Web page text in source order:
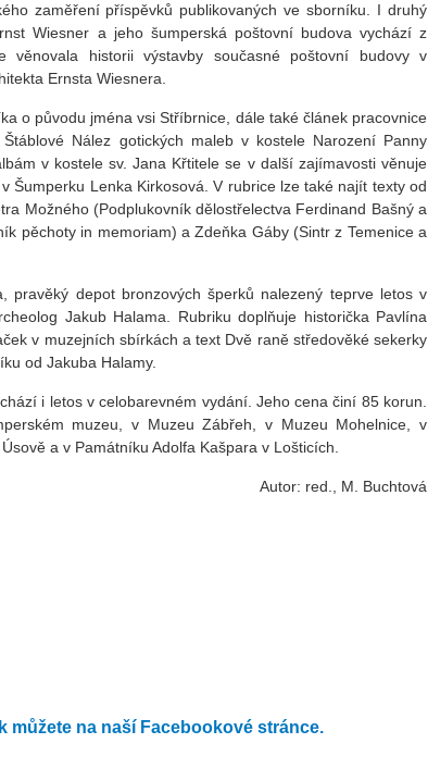
zaměření příspěvků publikovaných ve sborníku. I druhý
Wiesner a jeho šumperská poštovní budova vychází z
historii výstavby současné poštovní budovy v
Ernsta Wiesnera.
o původu jména vsi Stříbrnice, dále také článek pracovnice
Nález gotických maleb v kostele Narození Panny
v kostele sv. Jana Křtitele se v další zajímavosti věnuje
Šumperku Lenka Kirkosová. V rubrice lze také najít texty od
Možného (Podplukovník dělostřelectva Ferdinand Bašný a
pěchoty in memoriam) a Zdeňka Gáby (Sintr z Temenice a
pravěký depot bronzových šperků nalezený teprve letos v
Jakub Halama. Rubriku doplňuje historička Pavlína
v muzejních sbírkách a text Dvě raně středověké sekerky
od Jakuba Halamy.
i letos v celobarevném vydání. Jeho cena činí 85 korun.
muzeu, v Muzeu Zábřeh, v Muzeu Mohelnice, v
a v Památníku Adolfa Kašpara v Lošticích.
Autor: red., M. Buchtová
můžete na naší Facebookové stránce.